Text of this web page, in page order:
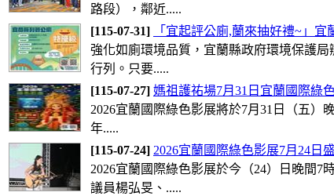
路段），鄰近.....
[115-07-31]
「宜起評公廁,蘭來抽好禮~」
強化如廁環境品質，宜蘭縣政府環境保護
行列。只要.....
[115-07-27] 媽祖護祐場7月31日宜蘭國際綠
2026宜蘭國際綠色影展將於7月31日（五
年.....
[115-07-24] 2026宜蘭國際綠色影展7月24日
2026宜蘭國際綠色影展於今（24）日晚間
議員楊弘旻、.....